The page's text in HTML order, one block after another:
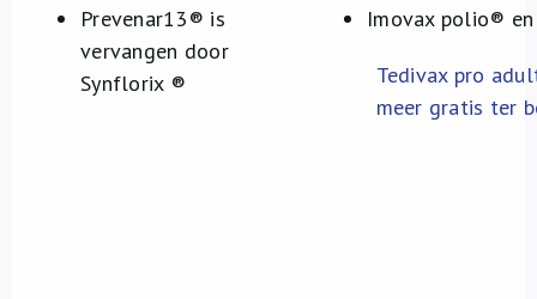
Prevenar13® is
vervangen door
Synflorix ®
Imovax polio® en
Tedivax pro
meer gratis ter